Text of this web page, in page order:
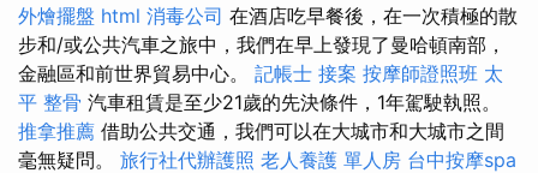
外燴擺盤 html 消毒公司 在酒店吃早餐後，在一次積極的散
步和/或公共汽車之旅中，我們在早上發現了曼哈頓南部，
金融區和前世界貿易中心。 記帳士 接案 按摩師證照班 太
平 整骨 汽車租賃是至少21歲的先決條件，1年駕駛執照。
推拿推薦 借助公共交通，我們可以在大城市和大城市之間
毫無疑問。 旅行社代辦護照 老人養護 單人房 台中按摩spa